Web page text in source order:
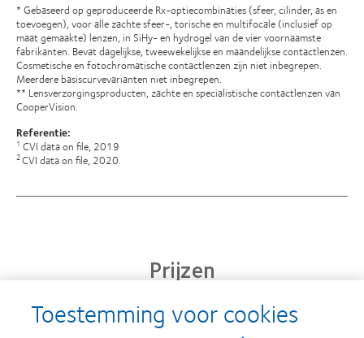
* Gebaseerd op geproduceerde Rx-optiecombinaties (sfeer, cilinder, as en
toevoegen), voor alle zachte sfeer-, torische en multifocale (inclusief op
maat gemaakte) lenzen, in SiHy- en hydrogel van de vier voornaamste
fabrikanten. Bevat dagelijkse, tweewekelijkse en maandelijkse contactlenzen.
Cosmetische en fotochromatische contactlenzen zijn niet inbegrepen.
Meerdere basiscurvevarianten niet inbegrepen.
** Lensverzorgingsproducten, zachte en specialistische contactlenzen van
CooperVision.
Referentie:
1 CVI data on file, 2019
2CVI data on file, 2020.
Prijzen
Toestemming voor cookies